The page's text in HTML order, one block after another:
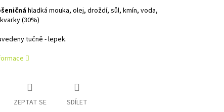
hladká mouka, olej, droždí, sůl, kmín, voda,
(30%)
tučně - lepek.
ZEPTAT SE SDÍLET